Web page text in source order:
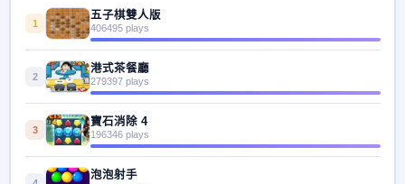
1
五子棋雙人版
406495 plays
2
港式茶餐廳
279397 plays
3
寶石消除 4
196346 plays
泡泡射手